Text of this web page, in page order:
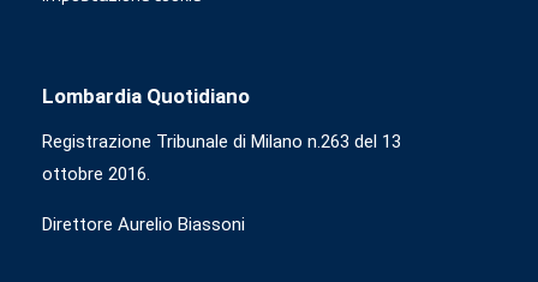
Lombardia Quotidiano
Registrazione Tribunale di Milano n.263 del 13
ottobre 2016.
Direttore Aurelio Biassoni